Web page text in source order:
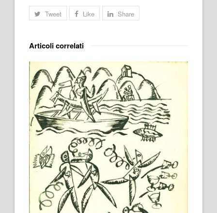
Tweet Like Share
Articoli correlati